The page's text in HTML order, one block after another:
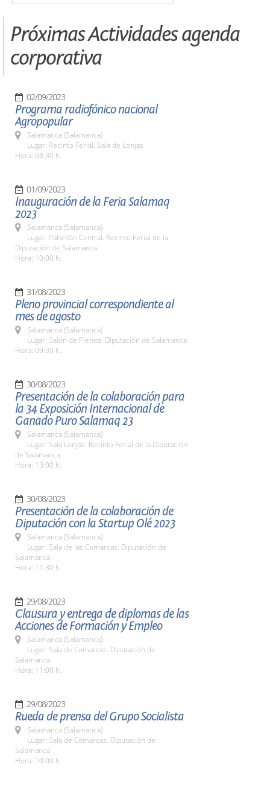
Próximas Actividades agenda
corporativa
02/09/2023
Programa radiofónico nacional
Agropopular
Salamanca (Salamanca)
Lugar: Recinto Ferial. Sala de Lonjas
Hora: 08:30 h.
01/09/2023
Inauguración de la Feria Salamaq
2023
Salamanca (Salamanca)
Lugar: Pabellón Central. Recinto Ferial de la
Diputación de Salamanca.
Hora: 10:00 h.
31/08/2023
Pleno provincial correspondiente al
mes de agosto
Salamanca (Salamanca)
Lugar: Salón de Plenos. Diputación de Salamanca
Hora: 09:30 h.
30/08/2023
Presentación de la colaboración para
la 34 Exposición Internacional de
Ganado Puro Salamaq 23
Salamanca (Salamanca)
Lugar: Sala Lonjas. Recinto Ferial de la Diputación
de Salamanca
Hora: 13:00 h.
30/08/2023
Presentación de la colaboración de
Diputación con la Startup Olé 2023
Salamanca (Salamanca)
Lugar: Sala de las Comarcas. Diputación de
Salamanca
Hora: 11:30 h.
29/08/2023
Clausura y entrega de diplomas de las
Acciones de Formación y Empleo
Salamanca (Salamanca)
Lugar: Sala de Comarcas. Diputación de
Salamanca
Hora: 11:00 h.
29/08/2023
Rueda de prensa del Grupo Socialista
Salamanca (Salamanca)
Lugar: Sala de Comarcas. Diputación de
Salamanca
Hora: 10:00 h.